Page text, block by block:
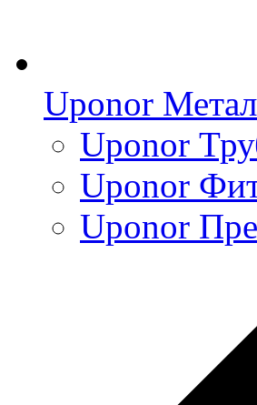
Uponor
Uponor
Uponor
Uponor